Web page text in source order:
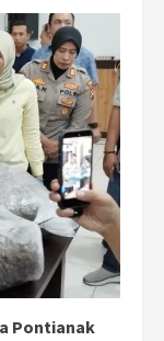
Pontianak